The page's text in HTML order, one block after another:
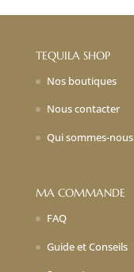
TEQUILA SHOP
Nos boutiques
Nous contacter
Qui sommes-nous
MA COMMANDE
FAQ
Guide et Conseils